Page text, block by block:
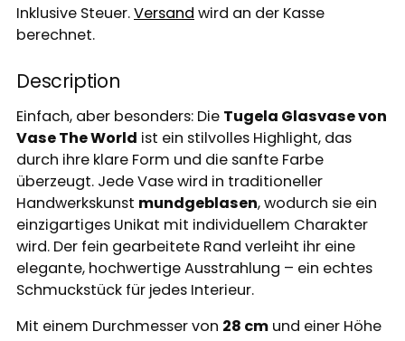
Inklusive Steuer.Versand wird an der Kasse
berechnet.
Description
Einfach, aber besonders: Die Tugela Glasvase von
Vase The World ist ein stilvolles Highlight, das
durch ihre klare Form und die sanfte Farbe
überzeugt. Jede Vase wird in traditioneller
Handwerkskunst mundgeblasen, wodurch sie ein
einzigartiges Unikat mit individuellem Charakter
wird. Der fein gearbeitete Rand verleiht ihr eine
elegante, hochwertige Ausstrahlung – ein echtes
Schmuckstück für jedes Interieur.
Mit einem Durchmesser von 28 cm und einer Höhe